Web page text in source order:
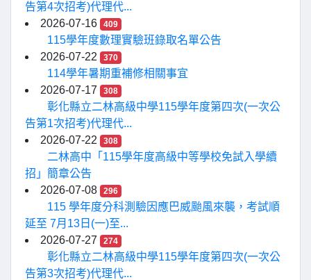
告第4次招考)代理代...
2026-07-16
409
115學年度數理實驗班錄取名單公告
2026-07-22
370
114學年暑期重補修相關事宜
2026-07-17
308
彰化縣立二林高級中學115學年度第四次(一次公
告第1次招考)代理代...
2026-07-22
308
二林高中「115學年度高級中等學校免試入學續
招」簡章公告
2026-07-08
296
115 學年度分科測驗因應巴威颱風來襲，考試順
延至 7月13日(一)至...
2026-07-27
274
彰化縣立二林高級中學115學年度第四次(一次公
告第3次招考)代理代...